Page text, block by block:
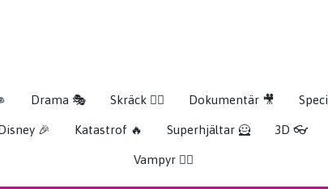
Drama 🎭 Skräck 🧟‍♂️ Dokumentär 🎥
🎉 Katastrof 🔥 Superhjältar 🦸 3D 👓
Vampyr 🧛‍♀️